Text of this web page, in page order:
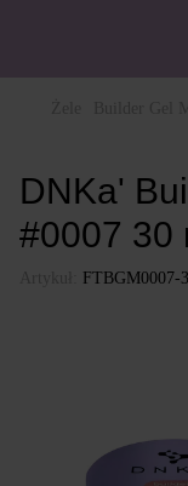
DNKa'
#0007 30
FTBGM0007-